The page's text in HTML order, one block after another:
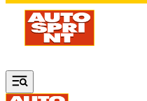
Vai al contenuto principale